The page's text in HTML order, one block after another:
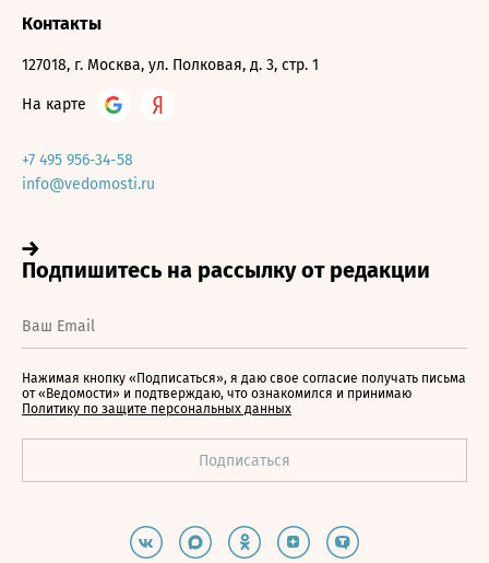
Контакты
127018, г. Москва, ул. Полковая, д. 3, стр. 1
На карте
+7 495 956-34-58
info@vedomosti.ru
Нажимая кнопку «Подписаться», я даю свое согласие получать письма
от «Ведомости» и подтверждаю, что ознакомился и принимаю
Политику по защите персональных данных